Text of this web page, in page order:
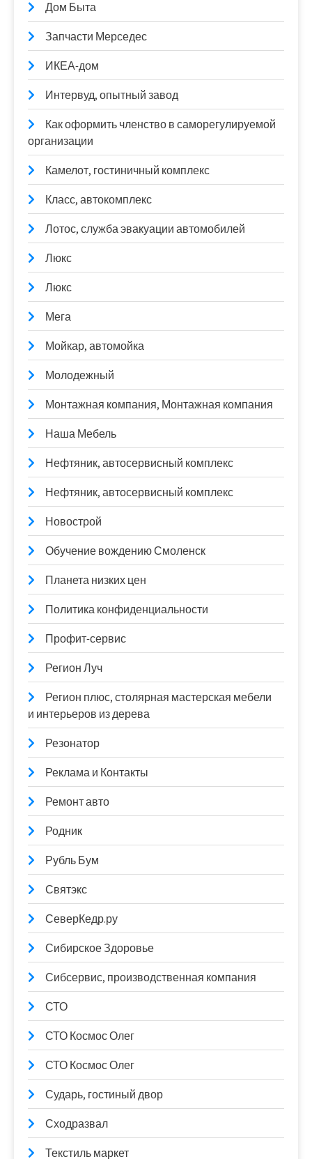
Дом Быта
Запчасти Мерседес
ИКЕА-дом
Интервуд, опытный завод
Как оформить членство в саморегулируемой
организации
Камелот, гостиничный комплекс
Класс, автокомплекс
Лотос, служба эвакуации автомобилей
Люкс
Люкс
Мега
Мойкар, автомойка
Молодежный
Монтажная компания, Монтажная компания
Наша Мебель
Нефтяник, автосервисный комплекс
Нефтяник, автосервисный комплекс
Новострой
Обучение вождению Смоленск
Планета низких цен
Политика конфиденциальности
Профит-сервис
Регион Луч
Регион плюс, столярная мастерская мебели
и интерьеров из дерева
Резонатор
Реклама и Контакты
Ремонт авто
Родник
Рубль Бум
Святэкс
СеверКедр.ру
Сибирское Здоровье
Сибсервис, производственная компания
СТО
СТО Космос Олег
СТО Космос Олег
Сударь, гостиный двор
Сходразвал
Текстиль маркет